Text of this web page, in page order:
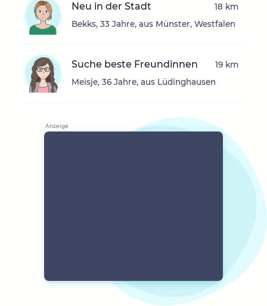
Neu in der Stadt
Bekks, 33 Jahre, aus Münster, Westfalen
18 km
Suche beste Freundinnen
Meisje, 36 Jahre, aus Lüdinghausen
19 km